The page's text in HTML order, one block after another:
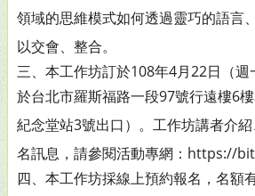
領域的思維模式如何透過靈巧的語言
以交會、整合。
三、本工作坊訂於108年4月22日（
於台北市羅斯福路一段97號行遠樓6
紀念堂站3號出口）。工作坊講者介
名訊息，請參閱活動專網：https://
四、本工作坊採線上預約報名，名額